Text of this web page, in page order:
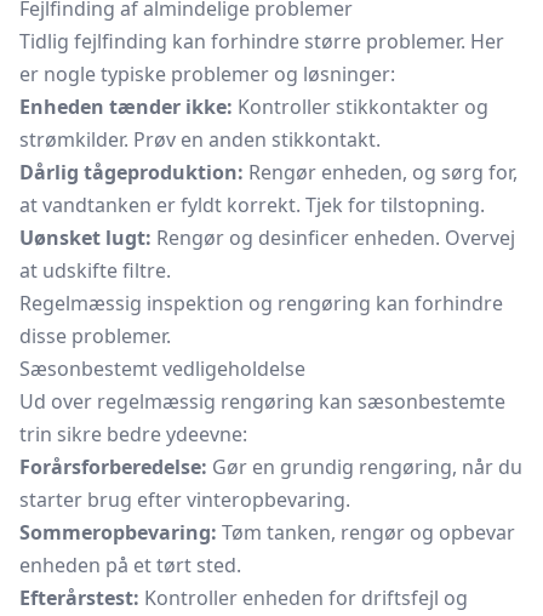
Fejlfinding af almindelige problemer
Tidlig fejlfinding kan forhindre større problemer. Her
er nogle typiske problemer og løsninger:
Enheden tænder ikke: Kontroller stikkontakter og
strømkilder. Prøv en anden stikkontakt.
Dårlig tågeproduktion: Rengør enheden, og sørg for,
at vandtanken er fyldt korrekt. Tjek for tilstopning.
Uønsket lugt: Rengør og desinficer enheden. Overvej
at udskifte filtre.
Regelmæssig inspektion og rengøring kan forhindre
disse problemer.
Sæsonbestemt vedligeholdelse
Ud over regelmæssig rengøring kan sæsonbestemte
trin sikre bedre ydeevne:
Forårsforberedelse: Gør en grundig rengøring, når du
starter brug efter vinteropbevaring.
Sommeropbevaring: Tøm tanken, rengør og opbevar
enheden på et tørt sted.
Efterårstest: Kontroller enheden for driftsfejl og